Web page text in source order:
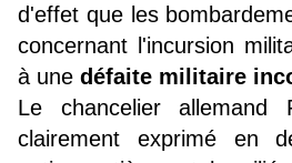
d'effet que les
concernant l'incursion
à une défaite militaire
Le chancelier allemand
clairement exprimé en